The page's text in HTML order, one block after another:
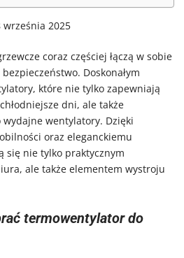
września 2025
coraz częściej łączą w sobie
Doskonałym
które nie tylko zapewniają
dni, ale także
wentylatory. Dzięki
oraz eleganckiemu
się nie tylko praktycznym
ale także elementem wystroju
termowentylator do